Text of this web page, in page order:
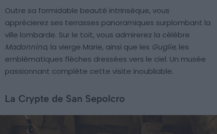
Outre sa formidable beauté intrinsèque, vous
apprécierez ses terrasses panoramiques surplombant la
ville lombarde. Sur le toit, vous admirerez la célèbre
Madonnina, la vierge Marie, ainsi que les Guglie, les
emblématiques flèches dressées vers le ciel. Un musée
passionnant complète cette visite inoubliable.
La Crypte de San Sepolcro